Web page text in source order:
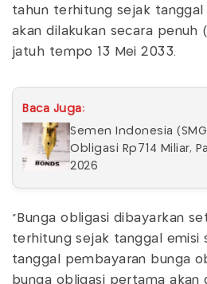
tahun terhitung sejak tanggal
akan dilakukan secara
jatuh tempo 13 Mei 2033.
Baca Juga:
Semen Indonesia
Obligasi Rp714 Miliar,
2026
"Bunga obligasi dibayarkan
terhitung sejak tanggal emisi
tanggal pembayaran bunga
bunga obligasi pertama akan